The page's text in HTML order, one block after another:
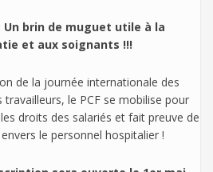
Un brin de muguet utile à la
et aux soignants !!!
de la journée internationale des
travailleurs, le PCF se mobilise pour
droits des salariés et fait preuve de
le personnel hospitalier !